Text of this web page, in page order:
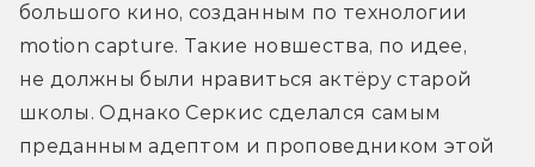
большого кино, созданным по технологии
motion capture. Такие новшества, по идее,
не должны были нравиться актёру старой
школы. Однако Серкис сделался самым
преданным адептом и проповедником этой